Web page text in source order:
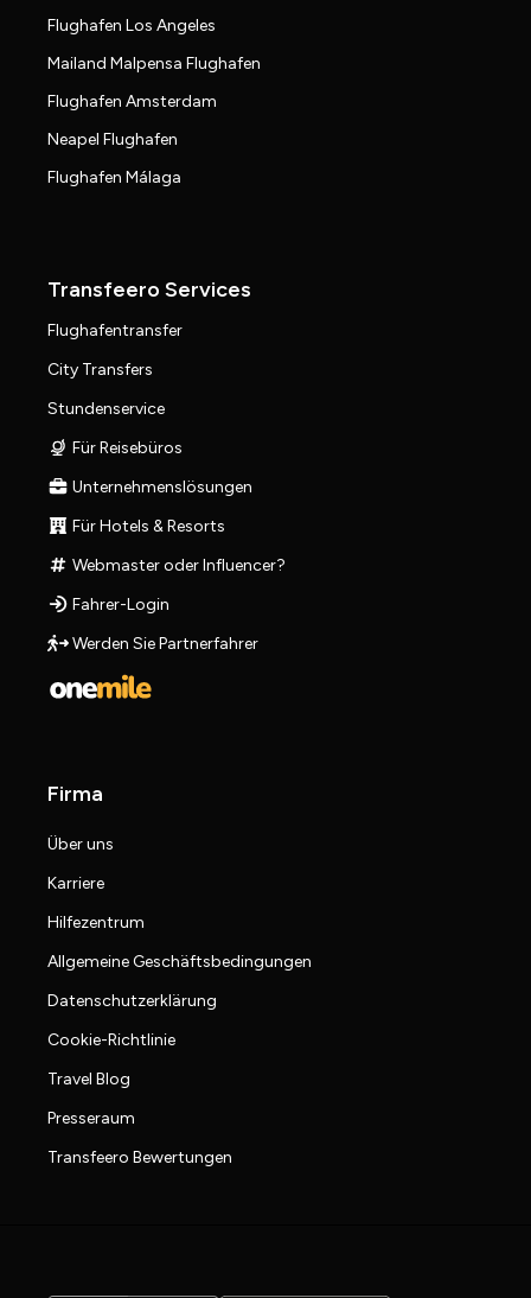
Flughafen Los Angeles
Mailand Malpensa Flughafen
Flughafen Amsterdam
Neapel Flughafen
Flughafen Málaga
Transfeero Services
Flughafentransfer
City Transfers
Stundenservice
Für Reisebüros
Unternehmenslösungen
Für Hotels & Resorts
Webmaster oder Influencer?
Fahrer-Login
Werden Sie Partnerfahrer
Firma
Über uns
Karriere
Hilfezentrum
Allgemeine Geschäftsbedingungen
Datenschutzerklärung
Cookie-Richtlinie
Travel Blog
Presseraum
Transfeero Bewertungen